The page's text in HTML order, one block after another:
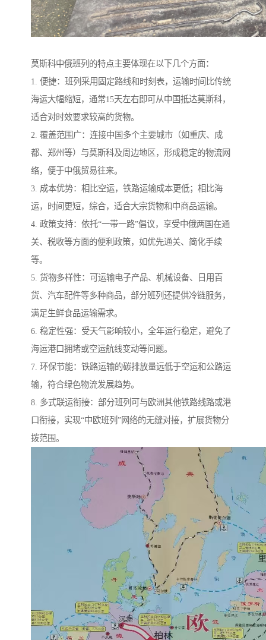
莫斯科中俄班列的特点主要体现在以下几个方面：
1. 便捷：班列采用固定路线和时刻表，运输时间比传统
海运大幅缩短，通常15天左右即可从中国抵达莫斯科，
适合对时效要求较高的货物。
2. 覆盖范围广：连接中国多个主要城市（如重庆、成
都、郑州等）与莫斯科及周边地区，形成稳定的物流网
络，便于中俄贸易往来。
3. 成本优势：相比空运，铁路运输成本更低；相比海
运，时间更短，综合，适合大宗货物和中商品运输。
4. 政策支持：依托“一带一路”倡议，享受中俄两国在通
关、税收等方面的便利政策，如优先通关、简化手续
等。
5. 货物多样性：可运输电子产品、机械设备、日用百
货、汽车配件等多种商品，部分班列还提供冷链服务，
满足生鲜食品运输需求。
6. 稳定性强：受天气影响较小，全年运行稳定，避免了
海运港口拥堵或空运航线变动等问题。
7. 环保节能：铁路运输的碳排放量远低于空运和公路运
输，符合绿色物流发展趋势。
8. 多式联运衔接：部分班列可与欧洲其他铁路线路或港
口衔接，实现“中欧班列”网络的无缝对接，扩展货物分
拨范围。